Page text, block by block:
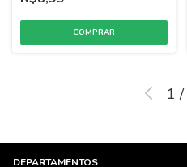
1 /
DEPARTAMENTOS